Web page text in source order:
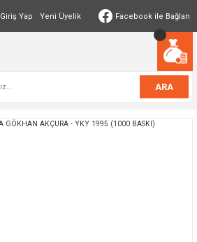
Giriş Yap Yeni Üyelik Facebook ile Bağlan
ARA